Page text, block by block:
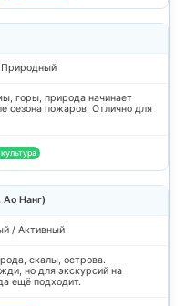
Природный
горы, природа начинает
сезона пожаров. Отлично для
Ао Нанг)
/ Активный
скалы, острова.
но для экскурсий на
ещё подходит.